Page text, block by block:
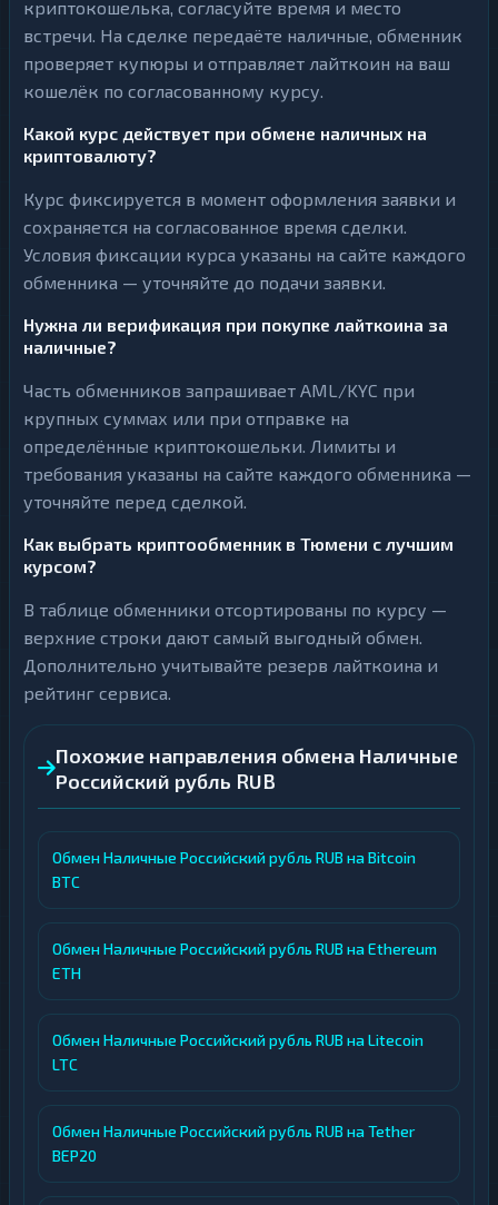
криптокошелька, согласуйте время и место
встречи. На сделке передаёте наличные, обменник
проверяет купюры и отправляет лайткоин на ваш
кошелёк по согласованному курсу.
Какой курс действует при обмене наличных на
криптовалюту?
Курс фиксируется в момент оформления заявки и
сохраняется на согласованное время сделки.
Условия фиксации курса указаны на сайте каждого
обменника — уточняйте до подачи заявки.
Нужна ли верификация при покупке лайткоина за
наличные?
Часть обменников запрашивает AML/KYC при
крупных суммах или при отправке на
определённые криптокошельки. Лимиты и
требования указаны на сайте каждого обменника —
уточняйте перед сделкой.
Как выбрать криптообменник в Тюмени с лучшим
курсом?
В таблице обменники отсортированы по курсу —
верхние строки дают самый выгодный обмен.
Дополнительно учитывайте резерв лайткоина и
рейтинг сервиса.
Похожие направления обмена Наличные
Российский рубль RUB
Обмен Наличные Российский рубль RUB на Bitcoin
BTC
Обмен Наличные Российский рубль RUB на Ethereum
ETH
Обмен Наличные Российский рубль RUB на Litecoin
LTC
Обмен Наличные Российский рубль RUB на Tether
BEP20